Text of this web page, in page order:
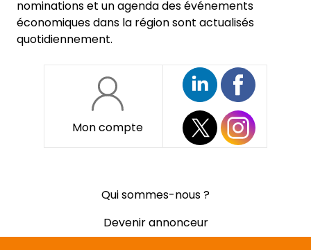
nominations et un agenda des événements
économiques dans la région sont actualisés
quotidiennement.
Mon compte
Qui sommes-nous ?
Devenir annonceur